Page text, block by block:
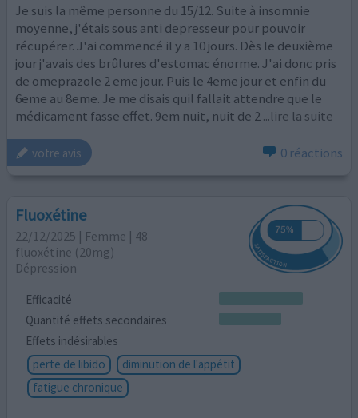
Je suis la même personne du 15/12. Suite à insomnie
moyenne, j'étais sous anti depresseur pour pouvoir
récupérer. J'ai commencé il y a 10 jours. Dès le deuxième
jour j'avais des brûlures d'estomac énorme. J'ai donc pris
de omeprazole 2 eme jour. Puis le 4eme jour et enfin du
6eme au 8eme. Je me disais quil fallait attendre que le
médicament fasse effet. 9em nuit, nuit de 2...lire la suite
votre avis 0 réactions
Fluoxétine
22/12/2025 | Femme | 48
fluoxétine (20mg)
Dépression
Efficacité
Quantité effets secondaires
Effets indésirables
perte de libido
diminution de l'appétit
fatigue chronique